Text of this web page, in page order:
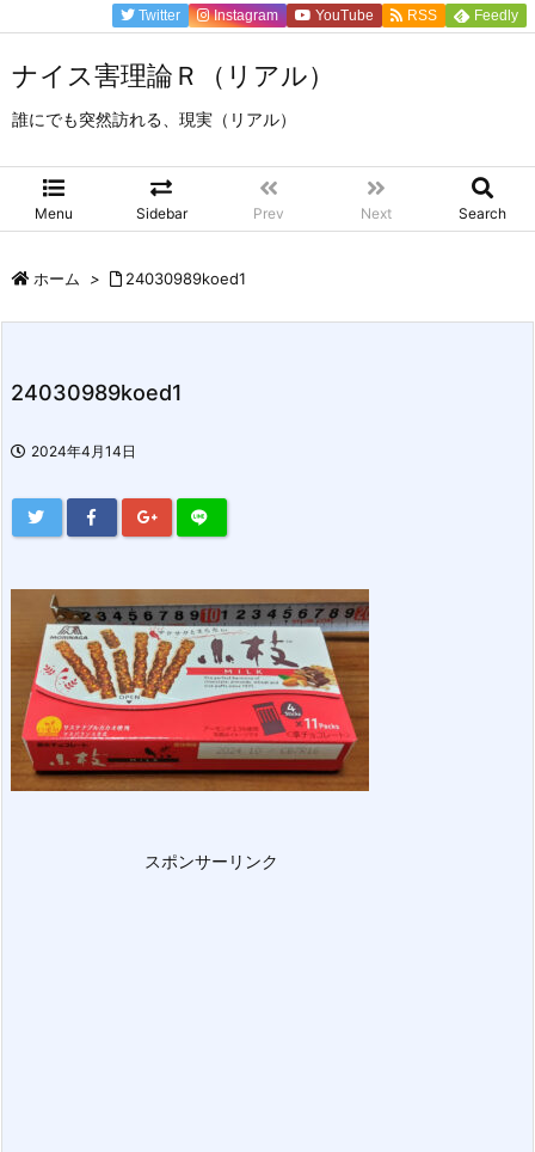
ナイス害理論Ｒ（リアル）
誰にでも突然訪れる、現実（リアル）
Menu Sidebar Prev Next Search
Twitter Instagram YouTube RSS Feedly
ホーム > 24030989koed1
24030989koed1
2024年4月14日
スポンサーリンク